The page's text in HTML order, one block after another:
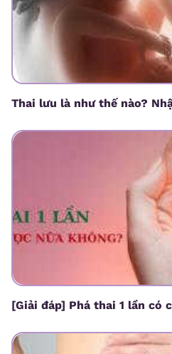
Thai lưu là như thế nào?
[Giải đáp] Phá thai 1 lần có